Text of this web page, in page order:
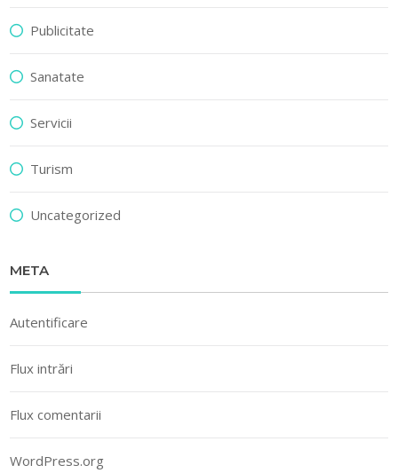
Publicitate
Sanatate
Servicii
Turism
Uncategorized
META
Autentificare
Flux intrări
Flux comentarii
WordPress.org